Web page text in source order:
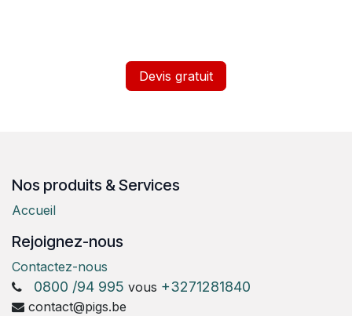
Devis gratuit
Nos produits & Services
Accueil
Rejoignez-nous
Contactez-nous
0800 /94 995 vous +3271281840
contact@pigs.be